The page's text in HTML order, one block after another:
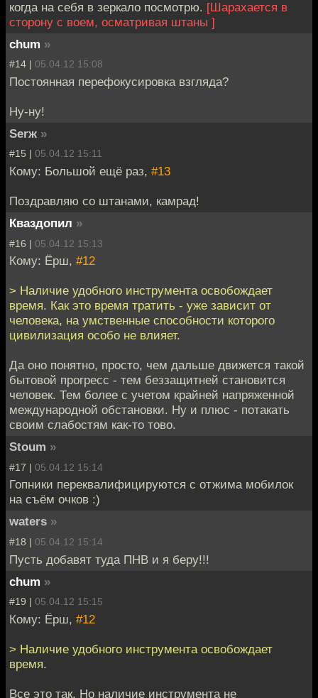
когда на себя в зеркало посмотрю. [Шарахается в
сторону с воем, осматривая штаны ]
chum »
#14 | 05.04.12 15:08
Постоянная перефокусировка взгляда?
Ну-ну!
Serж »
#15 | 05.04.12 15:11
Кому: Большой ещё раз, #13
Поздравляю со штанами, камрад!
Кваздопил »
#16 | 05.04.12 15:13
Кому: Ёрш, #12
> Наличие удобного инструмента освобождает
время. Как это время тратить - уже зависит от
человека, на умственные способности которого
цивилизация особо не влияет.
Да оно понятно, просто, чем дальше движется такой
бытовой прогресс - тем беззащитней становится
человек. Тем более с учетом крайней напряженной
международной обстановки. Ну и плюс - потакать
своим слабостям как-то тово.
Stoum »
#17 | 05.04.12 15:14
Гопники переквалифицируются с отжима мобилок
на съём очков :)
waters »
#18 | 05.04.12 15:14
Пусть добавят туда ПНВ и я беру!!!
chum »
#19 | 05.04.12 15:15
Кому: Ёрш, #12
> Наличие удобного инструмента освобождает
время.
Все это так. Но наличие инструмента не